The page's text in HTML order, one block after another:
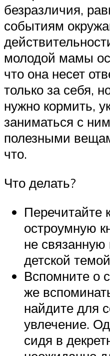
безразличия,
событиям
молодой мамы
что она несет
только за себя,
нужно кормить,
заниматься с
полезными
что.
Что делать?
Перечитайте
остроумную
не
детской
Вспомните о
же
найдите для
увлечение.
сидя в